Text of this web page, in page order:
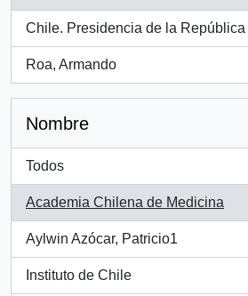
Chile. Presidencia de la República
, 2 resultados
Roa, Armando
, 1 resultados
Nombre
Todos
Academia Chilena de Medicina
, 3 resultados
Aylwin Azócar, Patricio1
, 1 resultados
Instituto de Chile
, 1 resultados